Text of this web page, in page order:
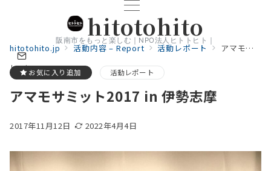
hitotohito
阪南市をもっと楽しむ｜NPO法人ヒトトヒト｜
Inquiry
hitotohito.jp 活動内容 – Report 活動レポート アマモサミット2017 in 伊勢志摩
お気に入り追加 活動レポート
アマモサミット2017 in 伊勢志摩
2017年11月12日 2022年4月4日